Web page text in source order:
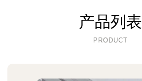
产品列表
PRODUCT